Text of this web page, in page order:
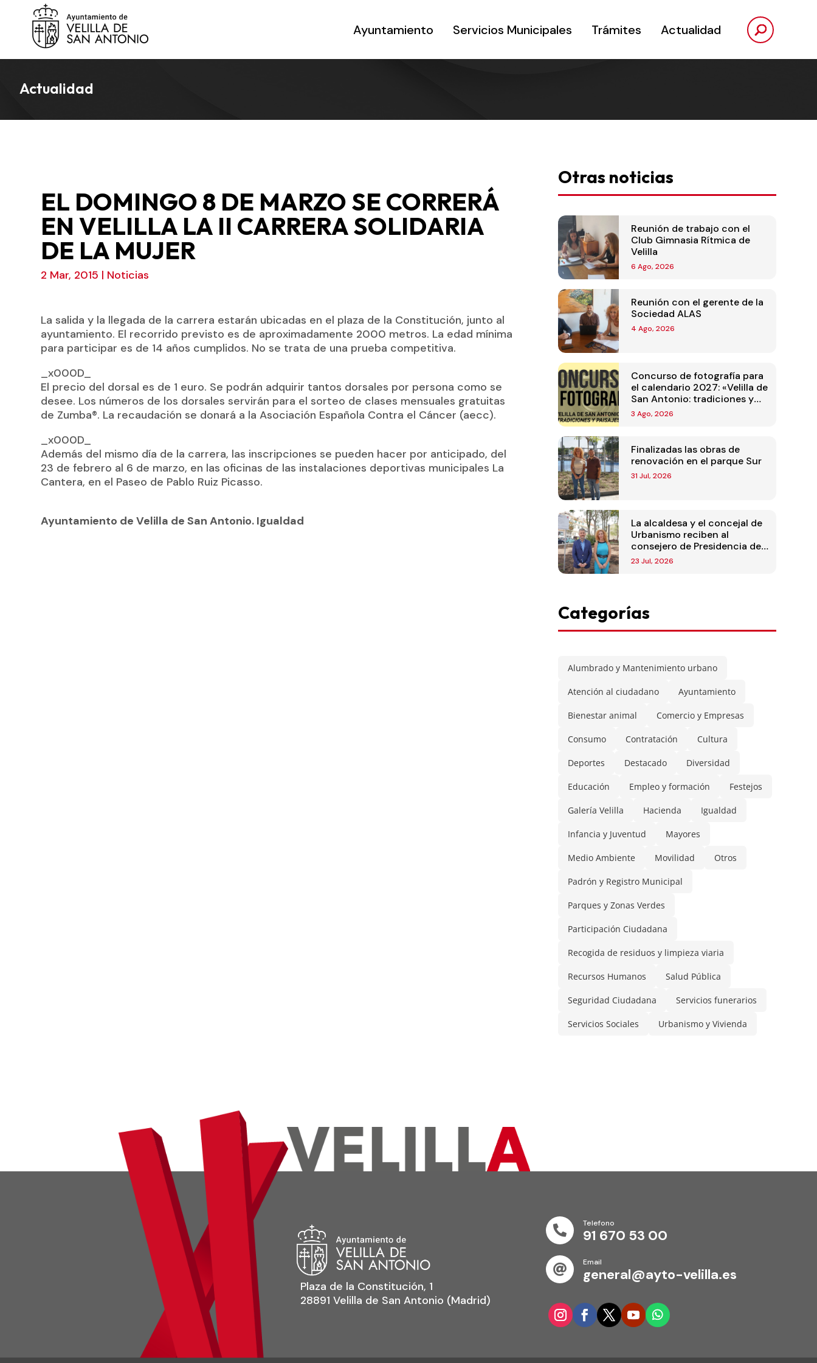
Ayuntamiento Servicios Municipales Trámites Actualidad
Actualidad
EL DOMINGO 8 DE MARZO SE CORRERÁ
EN VELILLA LA II CARRERA SOLIDARIA
DE LA MUJER
2 Mar, 2015 | Noticias
La salida y la llegada de la carrera estarán ubicadas en el plaza de la Constitución, junto al
ayuntamiento. El recorrido previsto es de aproximadamente 2000 metros. La edad mínima
para participar es de 14 años cumplidos. No se trata de una prueba competitiva.
_x000D_
El precio del dorsal es de 1 euro. Se podrán adquirir tantos dorsales por persona como se
desee. Los números de los dorsales servirán para el sorteo de clases mensuales gratuitas
de Zumba®. La recaudación se donará a la Asociación Española Contra el Cáncer (aecc).
_x000D_
Además del mismo día de la carrera, las inscripciones se pueden hacer por anticipado, del
23 de febrero al 6 de marzo, en las oficinas de las instalaciones deportivas municipales La
Cantera, en el Paseo de Pablo Ruiz Picasso.
Ayuntamiento de Velilla de San Antonio. Igualdad
Otras noticias
Reunión de trabajo con el
Club Gimnasia Rítmica de
Velilla
6 Ago, 2026
Reunión con el gerente de la
Sociedad ALAS
4 Ago, 2026
Concurso de fotografía para
el calendario 2027: «Velilla de
San Antonio: tradiciones y
paisajes»
3 Ago, 2026
Finalizadas las obras de
renovación en el parque Sur
31 Jul, 2026
La alcaldesa y el concejal de
Urbanismo reciben al
consejero de Presidencia de
la Comunidad de Madrid
23 Jul, 2026
Categorías
Alumbrado y Mantenimiento urbano
Atención al ciudadano Ayuntamiento
Bienestar animal Comercio y Empresas
Consumo Contratación Cultura
Deportes Destacado Diversidad
Educación Empleo y formación Festejos
Galería Velilla Hacienda Igualdad
Infancia y Juventud Mayores
Medio Ambiente Movilidad Otros
Padrón y Registro Municipal
Parques y Zonas Verdes
Participación Ciudadana
Recogida de residuos y limpieza viaria
Recursos Humanos Salud Pública
Seguridad Ciudadana Servicios funerarios
Servicios Sociales Urbanismo y Vivienda
Plaza de la Constitución, 1
28891 Velilla de San Antonio (Madrid)

Telefono
91 670 53 00

Email
general@ayto-velilla.es